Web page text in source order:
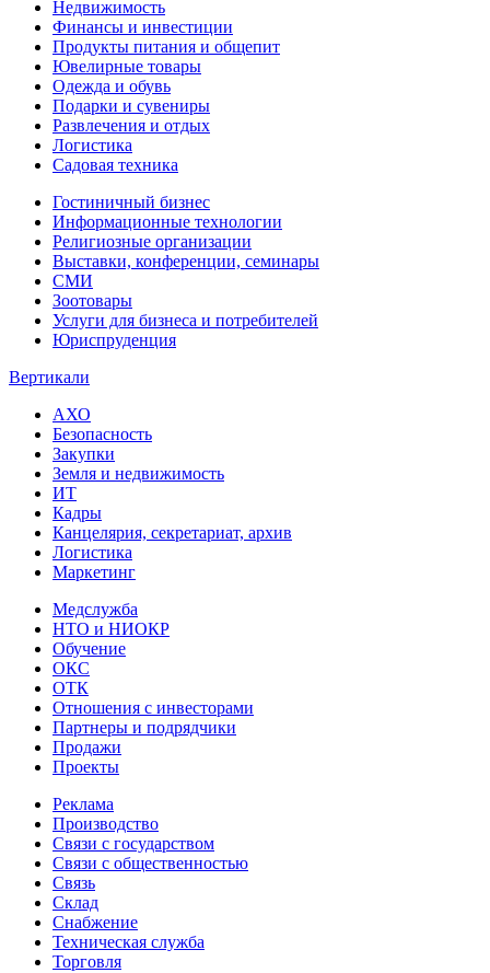
Недвижимость
Финансы и инвестиции
Продукты питания и общепит
Ювелирные товары
Одежда и обувь
Подарки и сувениры
Развлечения и отдых
Логистика
Садовая техника
Гостиничный бизнес
Информационные технологии
Религиозные организации
Выставки, конференции, семинары
СМИ
Зоотовары
Услуги для бизнеса и потребителей
Юриспруденция
Вертикали
АХО
Безопасность
Закупки
Земля и недвижимость
ИТ
Кадры
Канцелярия, секретариат, архив
Логистика
Маркетинг
Медслужба
НТО и НИОКР
Обучение
ОКС
ОТК
Отношения с инвесторами
Партнеры и подрядчики
Продажи
Проекты
Реклама
Производство
Связи с государством
Связи с общественностью
Связь
Склад
Снабжение
Техническая служба
Торговля